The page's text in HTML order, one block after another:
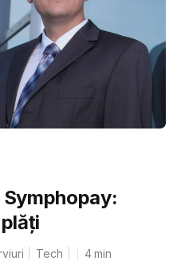
Tech 4min